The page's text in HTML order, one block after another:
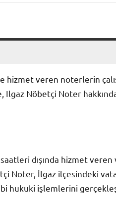
hizmet veren noterlerin
Nöbetçi Noter
dışında hizmet
Noter, İlgaz ilçesindeki
hukuki işlemlerini